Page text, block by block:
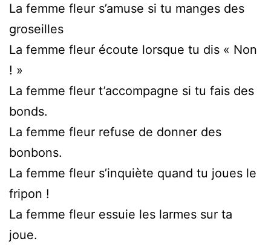
La femme fleur s’amuse si tu manges des
groseilles
La femme fleur écoute lorsque tu dis « Non
! »
La femme fleur t’accompagne si tu fais des
bonds.
La femme fleur refuse de donner des
bonbons.
La femme fleur s’inquiète quand tu joues le
fripon !
La femme fleur essuie les larmes sur ta
joue.